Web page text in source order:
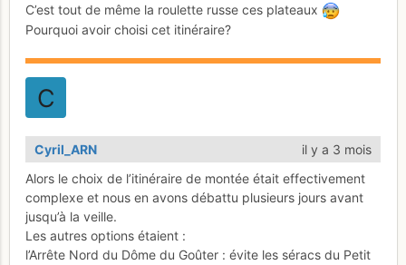
C’est tout de même la roulette russe ces plateaux
Pourquoi avoir choisi cet itinéraire?
Cyril_ARN
il y a 3 mois
Alors le choix de l’itinéraire de montée était effectivement
complexe et nous en avons débattu plusieurs jours avant
jusqu’à la veille.
Les autres options étaient :
l’Arrête Nord du Dôme du Goûter : évite les séracs du Petit